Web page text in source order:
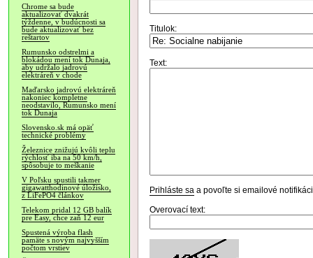
Chrome sa bude
aktualizovať dvakrát
týždenne, v budúcnosti sa
bude aktualizovať bez
reštartov
Rumunsko odstrelmi a
blokádou mení tok Dunaja,
aby udržalo jadrovú
elektráreň v chode
Maďarsko jadrovú elektráreň
nakoniec kompletne
neodstavilo, Rumunsko mení
tok Dunaja
Slovensko.sk má opäť
technické problémy
Železnice znižujú kvôli teplu
rýchlosť iba na 50 km/h,
spôsobuje to meškanie
V Poľsku spustili takmer
gigawatthodinové úložisko,
z LiFePO4 článkov
Telekom pridal 12 GB balík
pre Easy, chce zaň 12 eur
Spustená výroba flash
pamäte s novým najvyšším
počtom vrstiev
Titulok:
Text:
Prihláste sa a povoľte si emailové
Overovací text: